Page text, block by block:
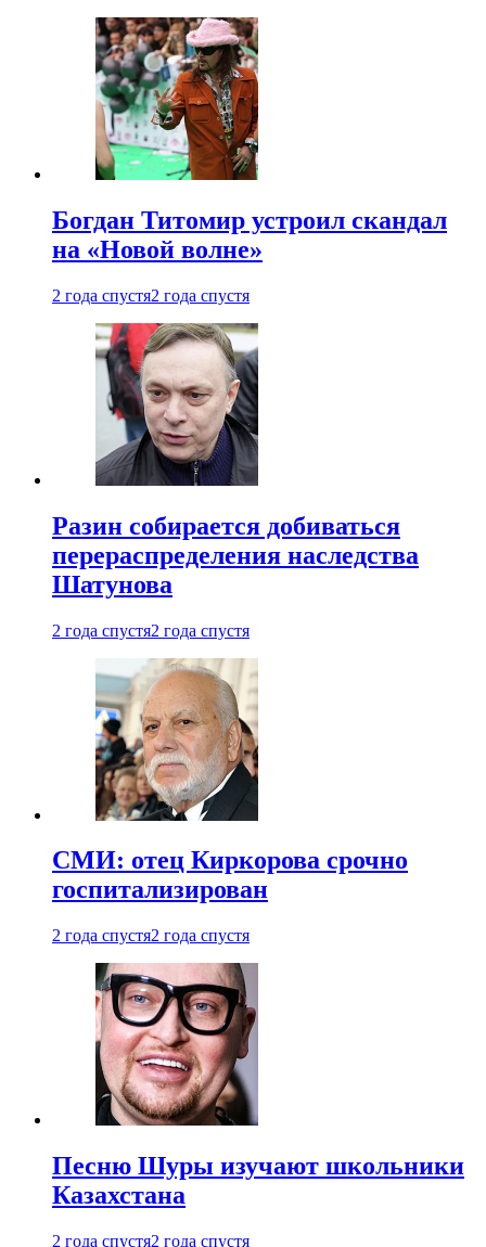
Богдан Титомир устроил скандал
на «Новой волне»
2 года спустя2 года спустя
Разин собирается добиваться
перераспределения наследства
Шатунова
2 года спустя2 года спустя
СМИ: отец Киркорова срочно
госпитализирован
2 года спустя2 года спустя
Песню Шуры изучают школьники
Казахстана
2 года спустя2 года спустя